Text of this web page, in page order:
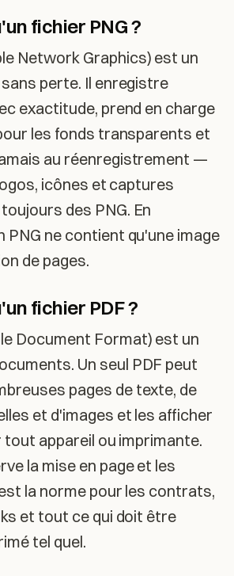
fichier PNG ?
Network Graphics) est un
perte. Il enregistre
exactitude, prend en charge
les fonds transparents et
au réenregistrement —
icônes et captures
des PNG. En
PNG ne contient qu'une image
de pages.
fichier PDF ?
Document Format) est un
Un seul PDF peut
pages de texte, de
et d'images et les afficher
tout appareil ou imprimante.
la mise en page et les
la norme pour les contrats,
et tout ce qui doit être
tel quel.